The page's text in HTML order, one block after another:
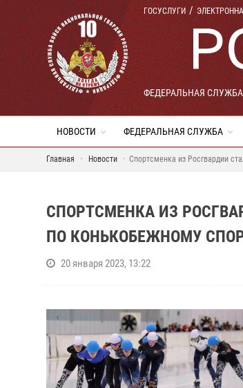
ГОСУСЛУГИ
ФЕДЕРАЛЬНАЯ
НОВОСТИ ФЕДЕРАЛЬНАЯ СЛУЖБА
Главная Новости Спортсменка из Росгвардии
СПОРТСМЕНКА ИЗ
ПО КОНЬКОБЕЖНОМУ
20 января 2023, 13:22